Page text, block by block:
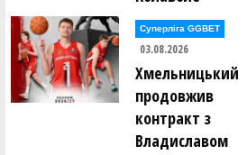
Суперліга GGBET
03.08.2026
Хмельницький
продовжив
контракт з
Владиславом